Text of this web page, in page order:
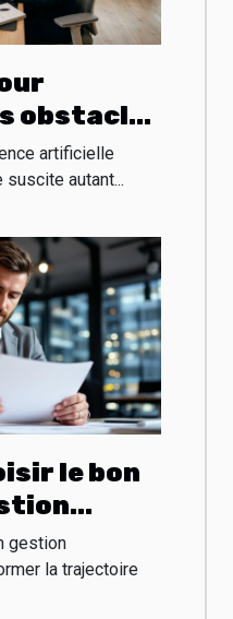
obstacles
de l'IA
artificielle
autant...
le bon
gestion
la trajectoire